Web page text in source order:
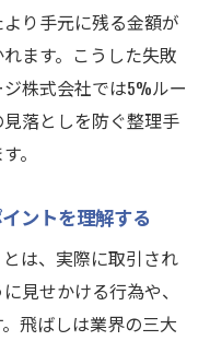
り手元に残る金額が
ます。こうした失敗
株式会社では5%ルー
落としを防ぐ整理手
。
ントを理解する
は、実際に取引され
見せかける行為や、
飛ばしは業界の三大